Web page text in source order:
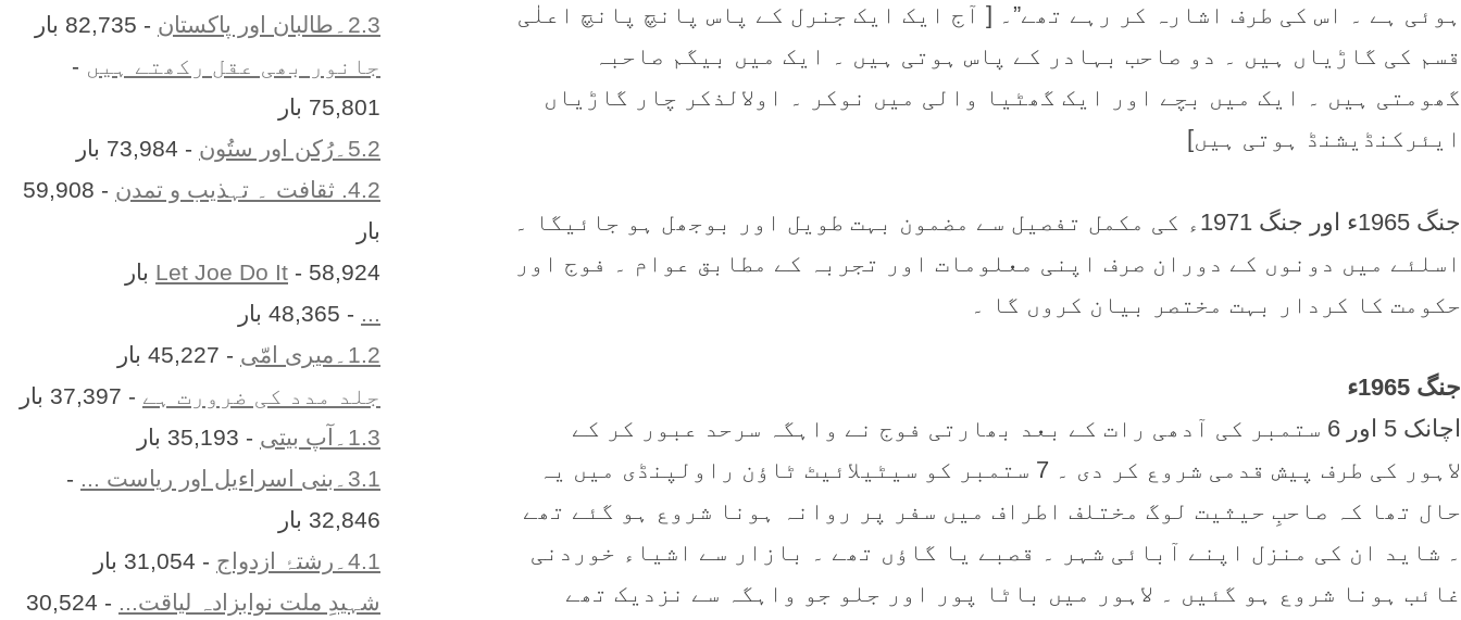
ہوئی ہے ۔ اس کی طرف اشارہ کر رہے تھے”۔ [ آج ایک ایک جنرل کے پاس پانچ پانچ اعلٰی
قسم کی گاڑیاں ہیں ۔ دو صاحب بہادر کے پاس ہوتی ہیں ۔ ایک میں بیگم صاحبہ
گھومتی ہیں ۔ ایک میں بچے اور ایک گھٹیا والی میں نوکر ۔ اولالذکر چار گاڑیاں
ایئرکنڈیشنڈ ہوتی ہیں]
جنگ 1965ء اور جنگ 1971ء کی مکمل تفصیل سے مضمون بہت طویل اور بوجھل ہو جائیگا ۔
اسلئے میں دونوں کے دوران صرف اپنی معلومات اور تجربہ کے مطابق عوام ۔ فوج اور
حکومت کا کردار بہت مختصر بیان کروں گا ۔
جنگ 1965ء
اچانک 5 اور 6 ستمبر کی آدھی رات کے بعد بھارتی فوج نے واہگہ سرحد عبور کر کے
لاہور کی طرف پیش قدمی شروع کر دی ۔ 7 ستمبر کو سیٹیلائیٹ ٹاؤن راولپنڈی میں یہ
حال تھا کہ صاحبِ حیثیت لوگ مختلف اطراف میں سفر پر روانہ ہونا شروع ہو گئے تھے
۔ شاید ان کی منزل اپنے آبائی شہر ۔ قصبے یا گاؤں تھے ۔ بازار سے اشیاء خوردنی
غائب ہونا شروع ہو گئیں ۔ لاہور میں باٹا پور اور جلو جو واہگہ سے نزدیک تھے
2.3۔طالبان اور پاکستان
- 82,735 بار
جانور بھی عقل رکھتے ہیں
-
75,801 بار
5.2۔رُکن اور ستُون
- 73,984 بار
4.2. ثقافت ۔ تہذیب و تمدن
- 59,908
بار
Let Joe Do It - 58,924 بار
- 48,365 بار
1.2۔میری امّی
- 45,227 بار
جلد مدد کی ضرورت ہے - 37,397 بار
1.3۔آپ بیتی
- 35,193 بار
3.1۔بنی اسراءیل اور ریاست ...
-
32,846 بار
4.1۔رشتۂ ازدواج
- 31,054 بار
شہیدِ ملت نوابزادہ لیاقت...
- 30,524